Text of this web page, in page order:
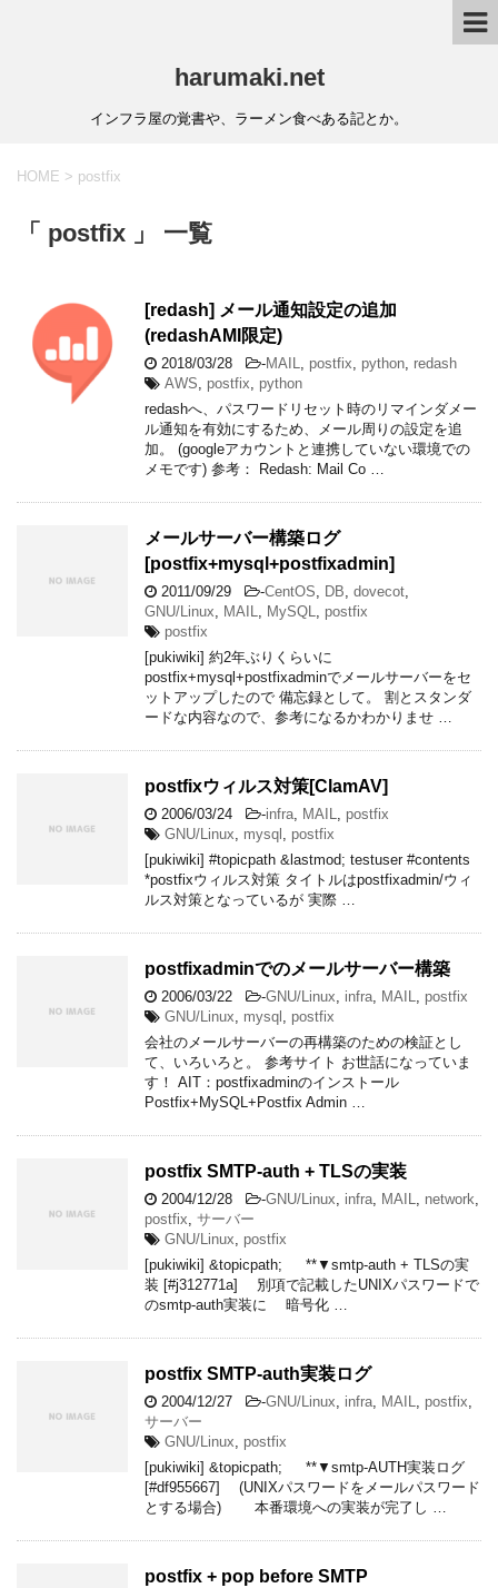
harumaki.net
インフラ屋の覚書や、ラーメン食べある記とか。
HOME > postfix
「 postfix 」 一覧
[redash] メール通知設定の追加
(redashAMI限定)
2018/03/28 -MAIL postfix python redash
AWS
postfix
python
redashへ、パスワードリセット時のリマインダメー
ル通知を有効にするため、メール周りの設定を追
加。 (googleアカウントと連携していない環境での
メモです) 参考： Redash: Mail Co …
メールサーバー構築ログ
[postfix+mysql+postfixadmin]
2011/09/29 -CentOS DB dovecot
GNU/Linux
MAIL MySQL
postfix
postfix
[pukiwiki] 約2年ぶりくらいに
postfix+mysql+postfixadminでメールサーバーをセ
ットアップしたので 備忘録として。 割とスタンダ
ードな内容なので、参考になるかわかりませ …
postfixウィルス対策[ClamAV]
2006/03/24 -infra MAIL
postfix
GNU/Linux
mysql
postfix
[pukiwiki] #topicpath &lastmod; testuser #contents
*postfixウィルス対策 タイトルはpostfixadmin/ウィ
ルス対策となっているが 実際 …
postfixadminでのメールサーバー構築
2006/03/22 -GNU/Linux infra MAIL
postfix
GNU/Linux
mysql
postfix
会社のメールサーバーの再構築のための検証とし
て、いろいろと。 参考サイト お世話になっていま
す！ AIT：postfixadminのインストール
Postfix+MySQL+Postfix Admin …
postfix SMTP-auth + TLSの実装
2004/12/28 -GNU/Linux infra MAIL network
postfix サーバー
GNU/Linux
postfix
[pukiwiki] &topicpath; **▼smtp-auth + TLSの実
装 [#j312771a] 別項で記載したUNIXパスワードで
のsmtp-auth実装に 暗号化 …
postfix SMTP-auth実装ログ
2004/12/27 -GNU/Linux infra MAIL postfix
サーバー
GNU/Linux
postfix
[pukiwiki] &topicpath; **▼smtp-AUTH実装ログ
[#df955667] (UNIXパスワードをメールパスワード
とする場合) 本番環境への実装が完了し …
postfix + pop before SMTP